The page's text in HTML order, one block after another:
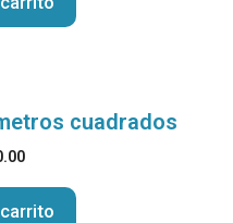
cuadrados